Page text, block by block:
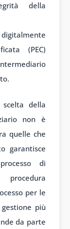
della
(PEC)
della
non è
quelle che
garantisce
di
procedura
per le
più
da parte